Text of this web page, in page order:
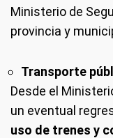
Ministerio de
provincia y
Transporte
Desde el
un eventual
uso de trenes y